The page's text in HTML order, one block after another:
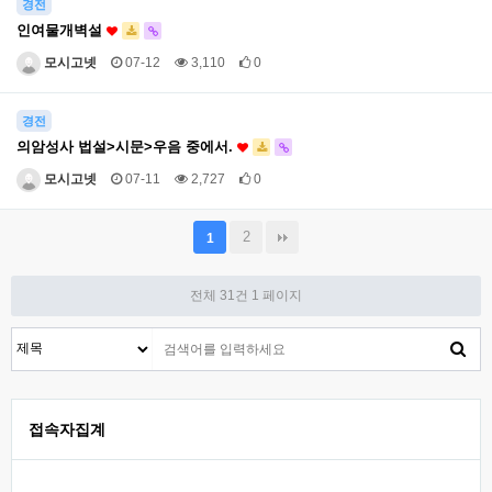
경전
인여물개벽설
모시고넷 07-12 3,110 0
경전
의암성사 법설>시문>우음 중에서.
모시고넷 07-11 2,727 0
1 2
전체 31건 1 페이지
접속자집계